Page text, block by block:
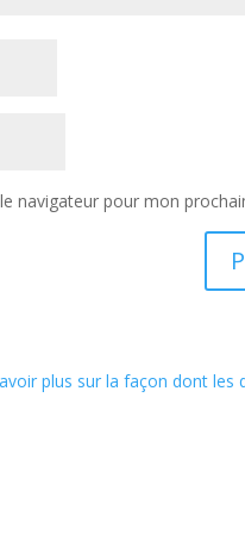
navigateur pour mon
plus sur la façon dont